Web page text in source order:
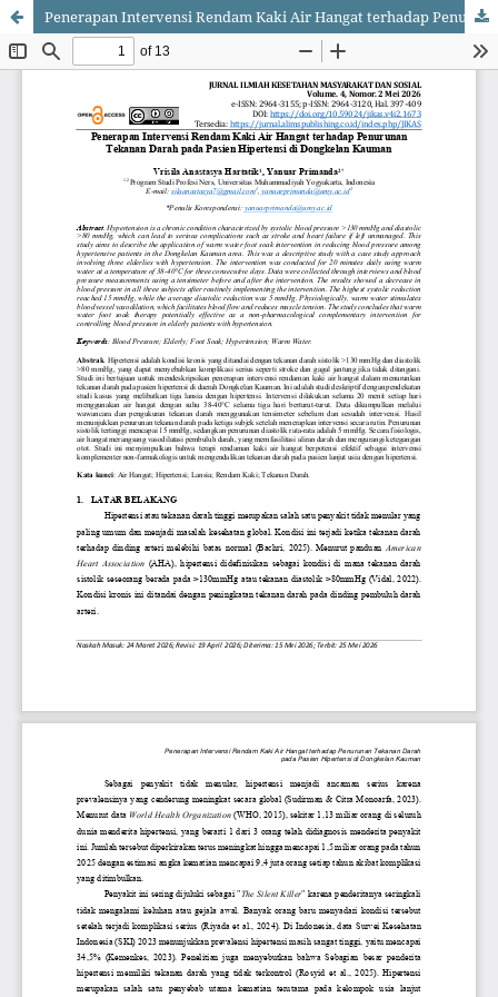
Penerapan Intervensi Rendam Kaki Air Hangat terhadap Penurunan Tekanan Darah pada Pasien Hipertensi di Dongkelan Kauman